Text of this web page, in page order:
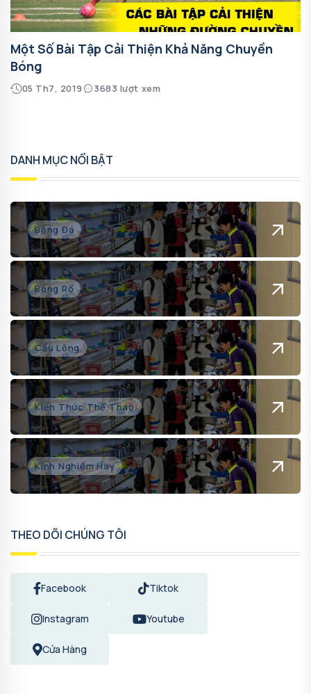
Một Số Bài Tập Cải Thiện Khả Năng Chuyền
Bóng
05 Th7, 2019 3683 lượt xem
DANH MỤC NỔI BẬT
Bóng Đá
Bóng Rổ
Cầu Lông
Kiến Thức Thể Thao
Kinh Nghiệm Hay
THEO DÕI CHÚNG TÔI
Facebook Tiktok
Instagram Youtube
Cửa Hàng